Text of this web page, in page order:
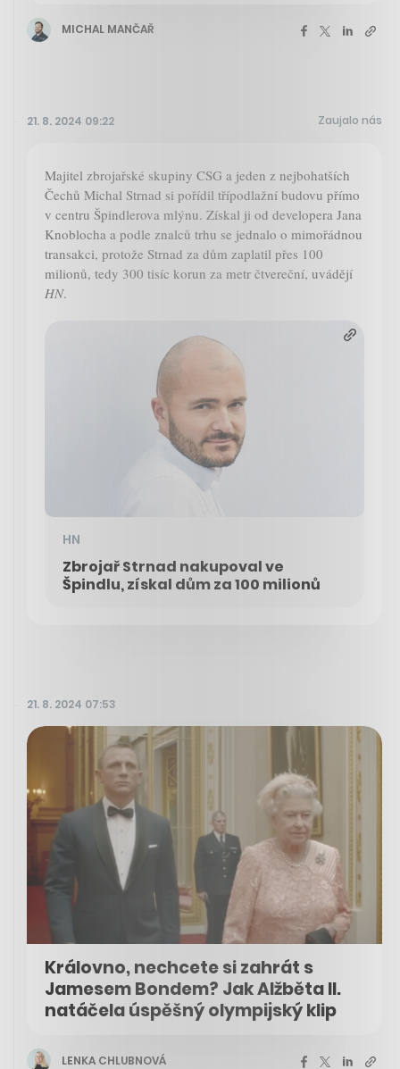
MICHAL MANČAŘ
21. 8. 2024 09:22 Zaujalo nás
Majitel zbrojařské skupiny CSG a jeden z nejbohatších
Čechů Michal Strnad si pořídil třípodlažní budovu přímo
v centru Špindlerova mlýnu. Získal ji od developera Jana
Knoblocha a podle znalců trhu se jednalo o mimořádnou
transakci, protože Strnad za dům zaplatil přes 100
milionů, tedy 300 tisíc korun za metr čtvereční, uvádějí
HN.
HN
Zbrojař Strnad nakupoval ve
Špindlu, získal dům za 100 milionů
21. 8. 2024 07:53
Královno, nechcete si zahrát s
Jamesem Bondem? Jak Alžběta II.
natáčela úspěšný olympijský klip
LENKA CHLUBNOVÁ